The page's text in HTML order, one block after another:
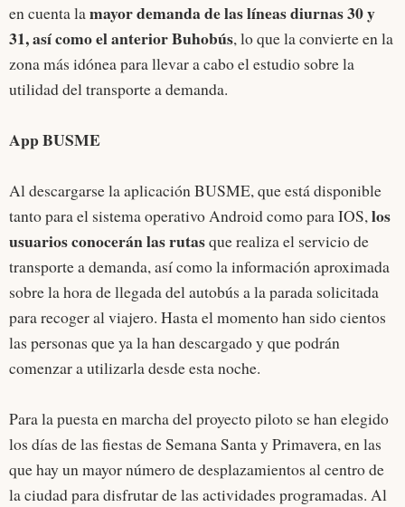
en cuenta lamayor demanda de las líneas diurnas 30 y
31, así como el anterior Buhobús, lo que la convierte en la
zona más idónea para llevar a cabo el estudio sobre la
utilidad del transporte a demanda.
App BUSME
Al descargarse la aplicación BUSME, que está disponible
tanto para el sistema operativo Android como para IOS,los
usuarios conocerán las rutasque realiza el servicio de
transporte a demanda, así como la información aproximada
sobre la hora de llegada del autobús a la parada solicitada
para recoger al viajero. Hasta el momento han sido cientos
las personas que ya la han descargado y que podrán
comenzar a utilizarla desde esta noche.
Para la puesta en marcha del proyecto piloto se han elegido
los días de las fiestas de Semana Santa y Primavera, en las
que hay un mayor número de desplazamientos al centro de
la ciudad para disfrutar de las actividades programadas. Al